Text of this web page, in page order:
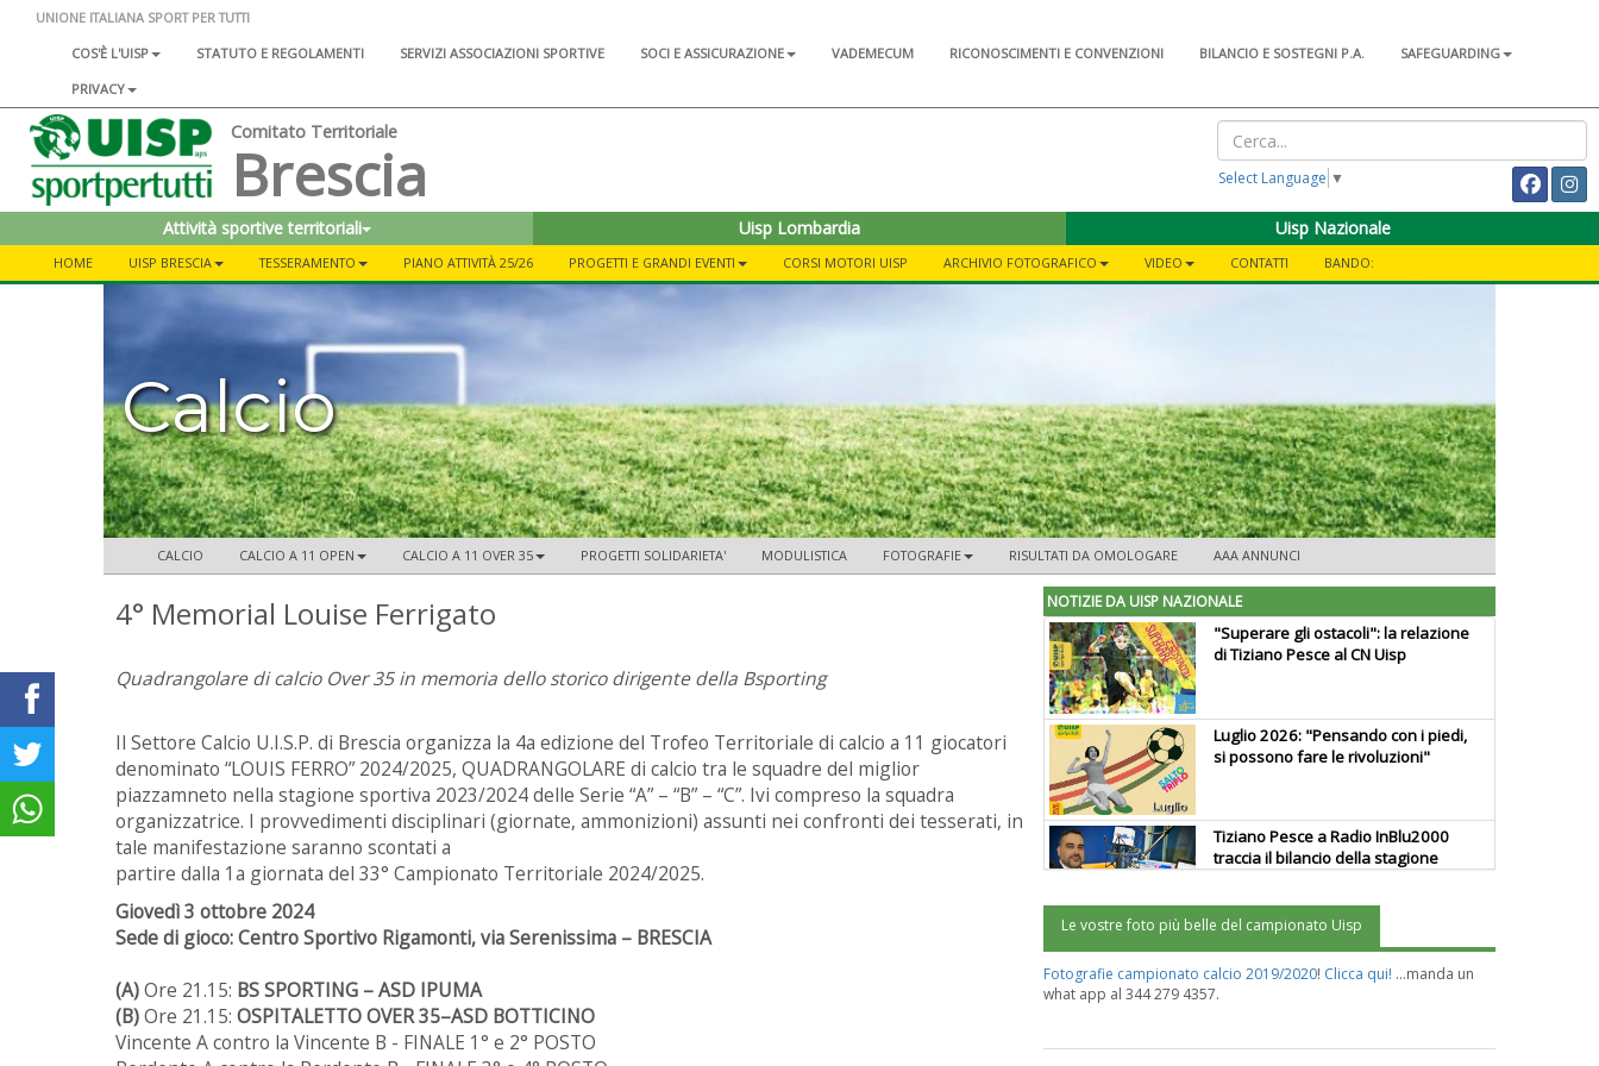
UNIONE ITALIANA SPORT PER TUTTI
COS'È L'UISP
STATUTO E REGOLAMENTI SERVIZI ASSOCIAZIONI SPORTIVE SOCI E ASSICURAZIONE VADEMECUM RICONOSCIMENTI E CONVENZIONI BILANCIO E SOSTEGNI P.A.
SAFEGUARDING
PRIVACY
Comitato Territoriale
Brescia Select Language ▼
Attività sportive territoriali Uisp Lombardia Uisp Nazionale
HOME UISP BRESCIA TESSERAMENTO PIANO ATTIVITÀ 25/26 PROGETTI E GRANDI EVENTI CORSI MOTORI UISP ARCHIVIO FOTOGRAFICO VIDEO CONTATTI BANDO:
Calcio
CALCIO CALCIO A 11 OPEN CALCIO A 11 OVER 35 PROGETTI SOLIDARIETA' MODULISTICA FOTOGRAFIE RISULTATI DA OMOLOGARE AAA ANNUNCI
4° Memorial Louise Ferrigato
Quadrangolare di calcio Over 35 in memoria dello storico dirigente della Bsporting
Il Settore Calcio U.I.S.P. di Brescia organizza la 4a edizione del Trofeo Territoriale di calcio a 11 giocatori
denominato “LOUIS FERRO” 2024/2025, QUADRANGOLARE di calcio tra le squadre del miglior
piazzamneto nella stagione sportiva 2023/2024 delle Serie “A” – “B” – “C”. Ivi compreso la squadra
organizzatrice. I provvedimenti disciplinari (giornate, ammonizioni) assunti nei confronti dei tesserati, in
tale manifestazione saranno scontati a
partire dalla 1a giornata del 33° Campionato Territoriale 2024/2025.
Giovedì 3 ottobre 2024
Sede di gioco: Centro Sportivo Rigamonti, via Serenissima – BRESCIA
(A)Ore 21.15: BS SPORTING – ASD IPUMA
(B)Ore 21.15: OSPITALETTO OVER 35–ASD BOTTICINO
Vincente A contro la Vincente B - FINALE 1° e 2° POSTO
NOTIZIE DA UISP NAZIONALE
"Superare gli ostacoli": la relazione
di Tiziano Pesce al CN Uisp
Luglio 2026: "Pensando con i piedi,
si possono fare le rivoluzioni"
Tiziano Pesce a Radio InBlu2000
traccia il bilancio della stagione
Ddl Lobby, Uisp: “Il Parlamento
Le vostre foto più belle del campionato Uisp
Fotografie campionato calcio 2019/2020! Clicca qui! ...manda un
what app al 344 279 4357.